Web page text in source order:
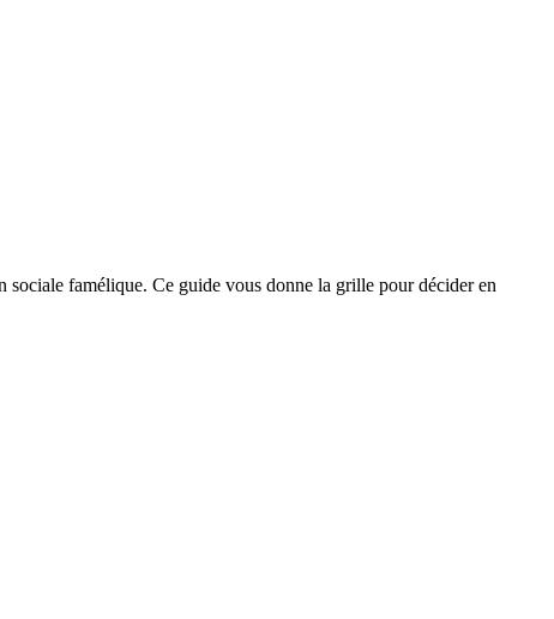
sociale famélique. Ce guide vous donne la grille pour décider en